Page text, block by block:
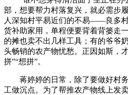
部，想要帮力村落复兴，就必需步
人深知村平易近们的不易——良多
货补助家用，单程便要背着背篓走
的摊也卖不出几样工具；有的爷爷
头畅销的农产物忧愁。正因如斯，
拼”“想拼”。
蒋婷婷的日常，除了要做好村务
工做沉点。为了帮推农产物线上发